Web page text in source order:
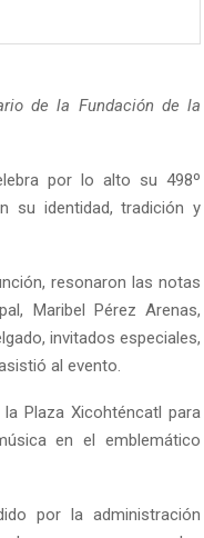
de la Fundación de la
por lo alto su 498º
su identidad, tradición y
resonaron las notas
Maribel Pérez Arenas,
invitados especiales,
al evento.
Plaza Xicohténcatl para
en el emblemático
por la administración